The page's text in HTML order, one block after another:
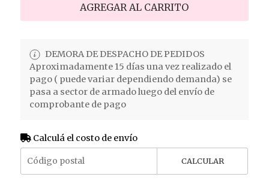
AGREGAR AL CARRITO
DEMORA DE DESPACHO DE PEDIDOS
Aproximadamente 15 días una vez realizado el
pago ( puede variar dependiendo demanda) se
pasa a sector de armado luego del envío de
comprobante de pago
Calculá el costo de envío
CALCULAR